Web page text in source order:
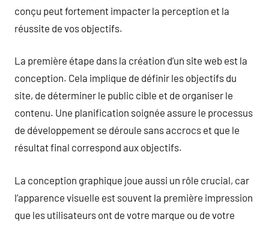
conçu peut fortement impacter la perception et la
réussite de vos objectifs.
La première étape dans la création d’un site web est la
conception. Cela implique de définir les objectifs du
site, de déterminer le public cible et de organiser le
contenu. Une planification soignée assure le processus
de développement se déroule sans accrocs et que le
résultat final correspond aux objectifs.
La conception graphique joue aussi un rôle crucial, car
l’apparence visuelle est souvent la première impression
que les utilisateurs ont de votre marque ou de votre